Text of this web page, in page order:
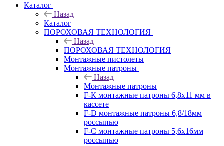
Каталог
Назад
Каталог
ПОРОХОВАЯ ТЕХНОЛОГИЯ
Назад
ПОРОХОВАЯ ТЕХНОЛОГИЯ
Монтажные пистолеты
Монтажные патроны
Назад
Монтажные патроны
F-К монтажные патроны 6,8х11 мм в
кассете
F-D монтажные патроны 6,8/18мм
россыпью
F-C монтажные патроны 5,6х16мм
россыпью